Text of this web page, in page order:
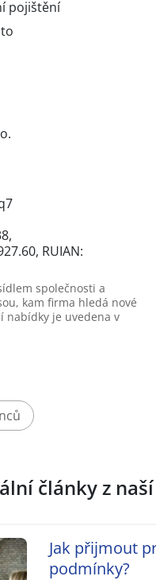
pojištění
RUIAN:
společnosti a
kam firma hledá nové
nabídky je uvedena v
články z
Jak přijmout
podmínky?